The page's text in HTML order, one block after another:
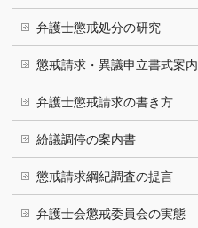
弁護士懲戒処分の研究
懲戒請求・異議申立書式案内
弁護士懲戒請求の書き方
紛議調停の案内書
懲戒請求綱紀調査の提言
弁護士会懲戒委員会の実態